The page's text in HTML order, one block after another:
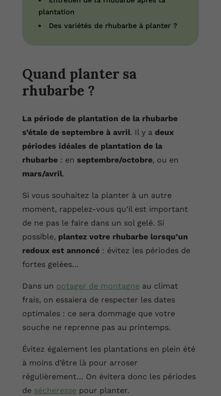
plantation
Des variétés de rhubarbe à planter ?
Quand planter sa
rhubarbe ?
La période de plantation de la rhubarbe
s’étale de septembre à avril. Il y a deux
périodes idéales de plantation de la
rhubarbe: en septembre/octobre, ou en
mars/avril.
Si vous souhaitez la planter à un autre
moment, rappelez-vous qu’il est important
de ne pas le faire dans un sol gelé. Si
possible, plantez votre rhubarbe lorsqu’un
redoux est annoncé: évitez les périodes de
fortes gelées…
Dans un potager de montagne au climat
frais, on essaiera de respecter les dates
optimales : ce sera dommage que votre
souche ne reprenne pas au printemps.
Évitez également les plantations en plein été
à moins d’être là pour arroser
régulièrement… On évitera donc les périodes
de sécheresse pour planter.